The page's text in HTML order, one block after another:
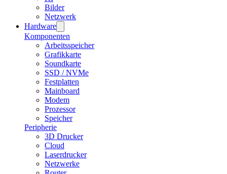
Bilder
Netzwerk
Hardware
Komponenten
Arbeitsspeicher
Grafikkarte
Soundkarte
SSD / NVMe
Festplatten
Mainboard
Modem
Prozessor
Speicher
Peripherie
3D Drucker
Cloud
Laserdrucker
Netzwerke